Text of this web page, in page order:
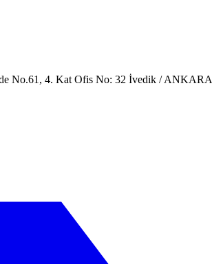
No.61, 4. Kat Ofis No: 32 İvedik / ANKARA